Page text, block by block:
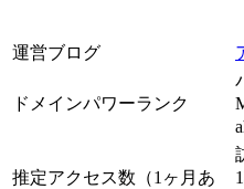
運営ブログ
ドメインパワーランク
推定アクセス数（1ヶ月あ